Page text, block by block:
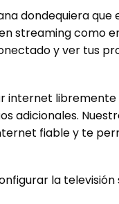
dondequiera que
streaming como
y ver tus
internet libremente
adicionales.
fiable y te
la televisión